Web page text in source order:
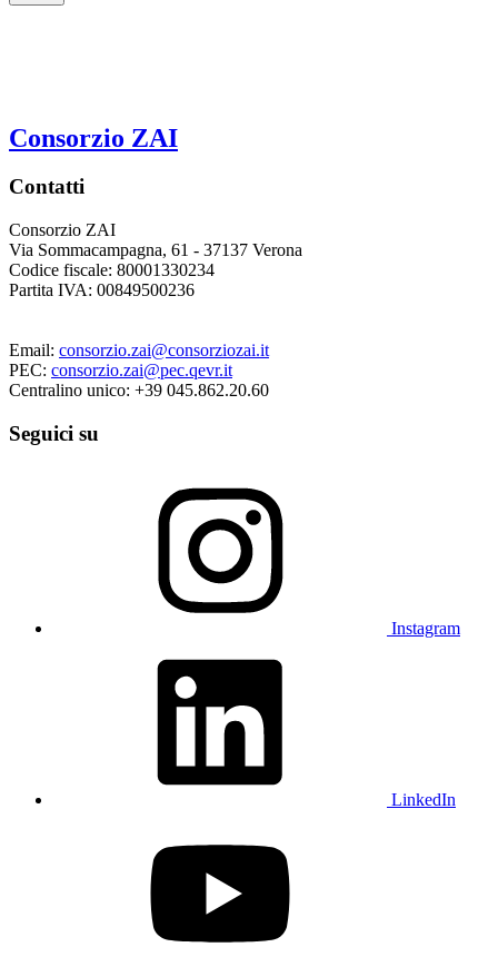
Consorzio ZAI
Contatti
Consorzio ZAI
Via Sommacampagna, 61 - 37137 Verona
Codice fiscale: 80001330234
Partita IVA: 00849500236
Email: consorzio.zai@consorziozai.it
PEC: consorzio.zai@pec.qevr.it
Centralino unico: +39 045.862.20.60
Seguici su
Instagram
LinkedIn